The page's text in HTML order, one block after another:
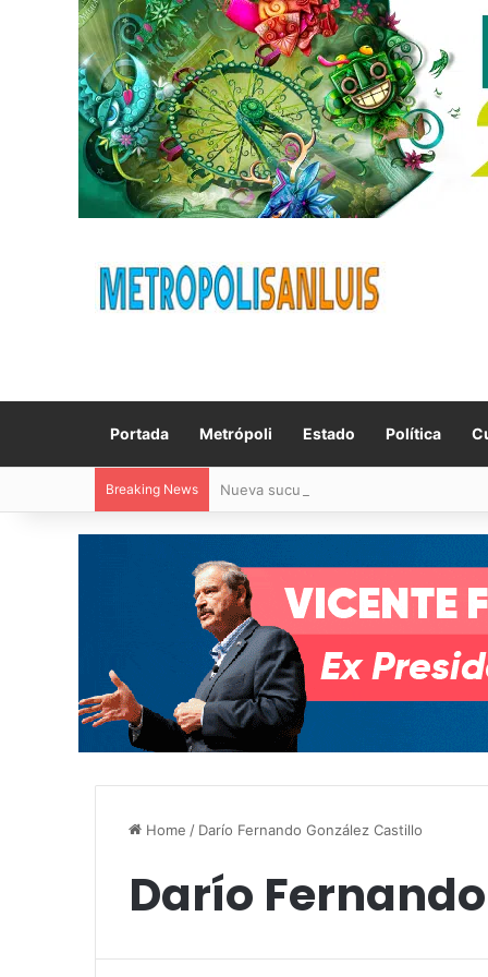
Portada Metrópoli Estado Política
Breaking News Nueva sucursal de CarneMart llega a
Home / Darío Fernando González Castillo
Darío